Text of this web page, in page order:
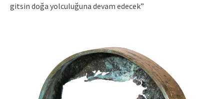
gitsin doğa yolculuğuna devam edecek”